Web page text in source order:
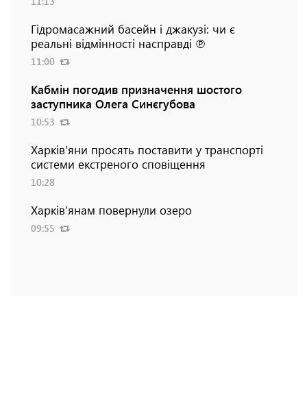
Гідромасажний басейн і джакузі: чи є
реальні відмінності насправді ℗
11:00
Кабмін погодив призначення шостого
заступника Олега Синєгубова
10:53
Харків'яни просять поставити у транспорті
системи екстреного сповіщення
10:28
Харків'янам повернули озеро
09:55